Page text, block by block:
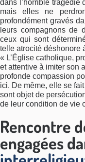
dans l’horrible
mais elles ne
profondément gravés
leurs compagnons de
ceux qui sont
telle atrocité déshonore
« L’Église catholique,
et attentive à imiter son
profonde compassion
ici. De même, elle se
sont objet de
de leur condition de vie
Rencontre
engagées